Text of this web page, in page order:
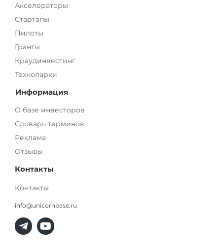
Акселераторы
Стартапы
Пилоты
Гранты
Краудинвестинг
Технопарки
Информация
О базе инвесторов
Словарь терминов
Реклама
Отзывы
Контакты
Контакты
info@unicornbase.ru